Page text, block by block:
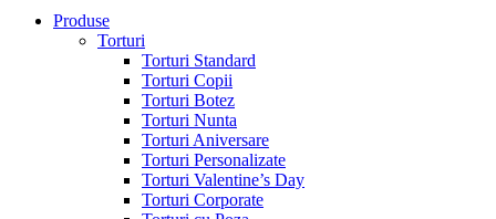
Produse
Torturi
Torturi Standard
Torturi Copii
Torturi Botez
Torturi Nunta
Torturi Aniversare
Torturi Personalizate
Torturi Valentine’s Day
Torturi Corporate